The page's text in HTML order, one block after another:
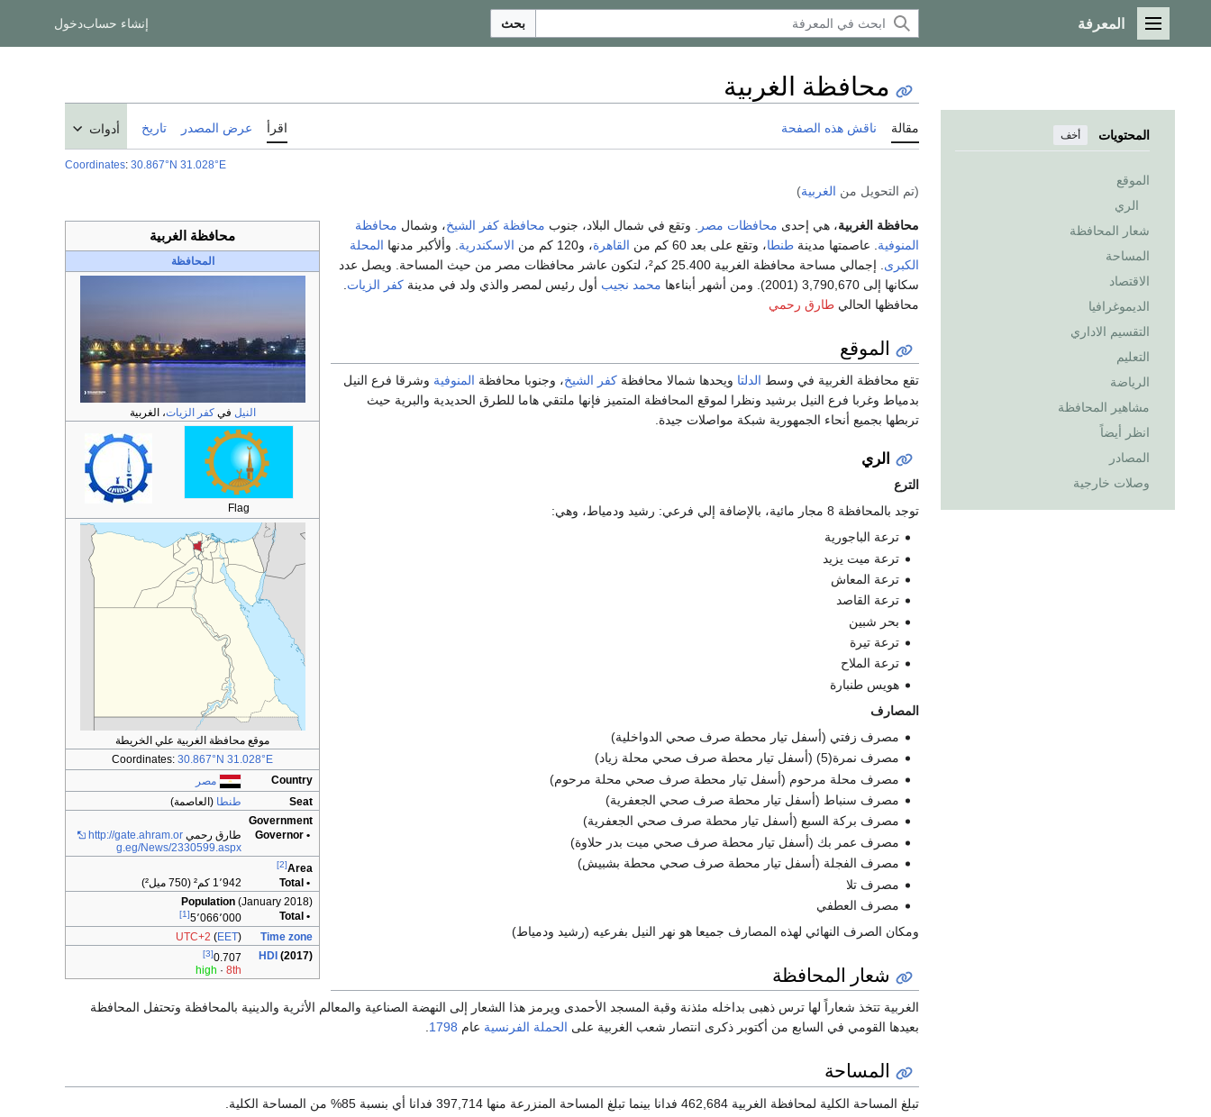
القائمة الرئيسية
المعرفة بحث إنشاء حسابدخول
المحتويات أخف
الموقع
الري
شعار المحافظة
المساحة
الاقتصاد
الديموغرافيا
التقسيم الاداري
التعليم
الرياضة
مشاهير المحافظة
انظر أيضاً
المصادر
وصلات خارجية
محافظة الغربية
مقالة ناقش هذه الصفحة اقرأ عرض المصدر تاريخ أدوات
Coordinates: 30.867°N 31.028°E
(تم التحويل من الغربية)
محافظة الغربية
المحافظة
النيل فيكفر الزيات، الغربية
Flag
موقع محافظة الغربية علي الخريطة
Coordinates: 30.867°N 31.028°E
Country
مصر
Seat
طنطا (العاصمة)
Government
• Governor
طارق رحميhttp://gate.ahram.or
g.eg/News/2330599.aspx
Area
[2]
• Total
1٬942 كم² (750 ميل²)
Population (January 2018)
• Total
5٬066٬000[1]
Time zone
UTC+2 (EET)
HDI (2017)
0.707
[3]
high · 8th
محافظة الغربية، هي إحدى محافظات مصر . وتقع في شمال البلاد، جنوب محافظة كفر الشيخ، وشمال محافظة
المنوفية . عاصمتها مدينة طنطا، وتقع على بعد 60 كم من القاهرة، و120 كم من الاسكندرية . وألأكبر مدنها المحلة
الكبرى
. إجمالي مساحة محافظة الغربية 25.400 كم²، لتكون عاشر محافظات مصر من حيث المساحة. ويصل عدد
سكانها إلى 3,790,670 (2001). ومن أشهر أبناءها
محمد نجيب أول رئيس لمصر والذي ولد في مدينة كفر الزيات
محافظها الحالي طارق رحمي
الموقع
تقع محافظة الغربية في وسط الدلتا ويحدها شمالا محافظة كفر الشيخ، وجنوبا محافظة المنوفية وشرقا فرع النيل
بدمياط وغربا فرع النيل برشيد ونظرا لموقع المحافظة المتميز فإنها ملتقي هاما للطرق الحديدية والبرية حيث
تربطها بجميع أنحاء الجمهورية شبكة مواصلات جيدة.
الري
الترع
توجد بالمحافظة 8 مجار مائية، بالإضافة إلي فرعي: رشيد ودمياط، وهي:
ترعة الباجورية
ترعة ميت يزيد
ترعة المعاش
ترعة القاصد
بحر شبين
ترعة تيرة
ترعة الملاح
هويس طنبارة
المصارف
مصرف زفتي (أسفل تيار محطة صرف صحي الدواخلية)
مصرف نمرة(5) (أسفل تيار محطة صرف صحي محلة زياد)
مصرف محلة مرحوم (أسفل تيار محطة صرف صحي محلة مرحوم)
مصرف سنباط (أسفل تيار محطة صرف صحي الجعفرية)
مصرف بركة السبع (أسفل تيار محطة صرف صحي الجعفرية)
مصرف عمر بك (أسفل تيار محطة صرف صحي ميت بدر حلاوة)
مصرف الفجلة (أسفل تيار محطة صرف صحي محطة بشبيش)
مصرف تلا
مصرف العطفي
ومكان الصرف النهائي لهذه المصارف جميعا هو نهر النيل بفرعيه (رشيد ودمياط)
شعار المحافظة
الغربية تتخذ شعاراً لها ترس ذهبى بداخله مئذنة وقبة المسجد الأحمدى ويرمز هذا الشعار إلى النهضة الصناعية والمعالم الأثرية والدينية بالمحافظة وتحتفل المحافظة
بعيدها القومي في السابع من أكتوبر ذكرى انتصار شعب الغربية على الحملة الفرنسية عام 1798
.
المساحة
تبلغ المساحة الكلية لمحافظة الغربية 462,684 فدانا بينما تبلغ المساحة المنزرعة منها 397,714 فدانا أي بنسبة 85% من المساحة الكلية.